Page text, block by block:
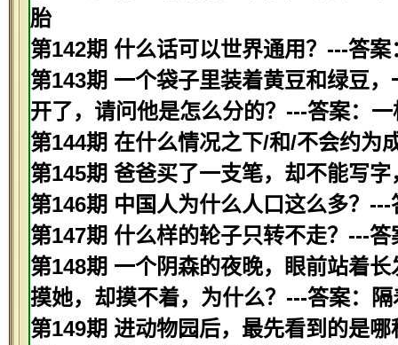
胎
第142期 什么话可以世界通用？---答案
第143期 一个袋子里装着黄豆和绿豆
开了，请问他是怎么分的？---答案：
第144期 在什么情况之下/和/不会约为
第145期 爸爸买了一支笔，却不能写
第146期 中国人为什么人口这么多？
第147期 什么样的轮子只转不走？---
第148期 一个阴森的夜晚，眼前站着
摸她，却摸不着，为什么？---答案：隔
第149期 进动物园后，最先看到的是